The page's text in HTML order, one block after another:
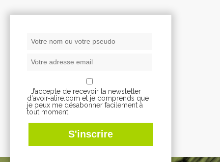
J’accepte de recevoir la newsletter
d'avoir-alire.com et je comprends que
je peux me désabonner facilement à
tout moment.